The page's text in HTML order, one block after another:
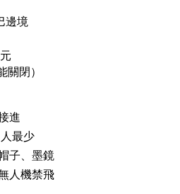
邊境
關閉）
進
最少
子、墨鏡
人機禁飛